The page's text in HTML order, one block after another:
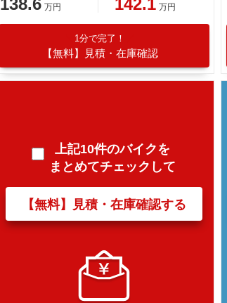
万円 万円
1分で完了！
【無料】見積・在庫確認
上記10件のバイクを
まとめてチェックして
【無料】見積・在庫確認する